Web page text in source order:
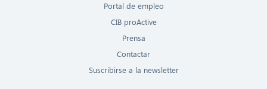
Portal de empleo
CIB proActive
Prensa
Contactar
Suscribirse a la newsletter